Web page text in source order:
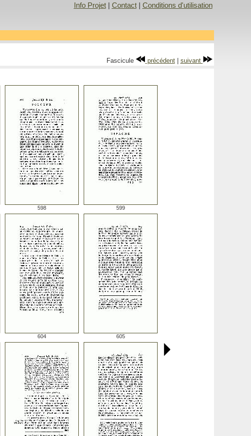
Info Projet| Contact| Conditions d'utilisation
Fascicule précédent| suivant
598 599
604 605